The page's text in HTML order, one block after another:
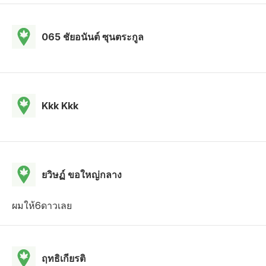
065 ชัยอนันต์ ซุนตระกูล
Kkk Kkk
ยวิษฏ์ ขอใหญ่กลาง
ผมให้6ดาวเลย
ฤทธิเกียรติ